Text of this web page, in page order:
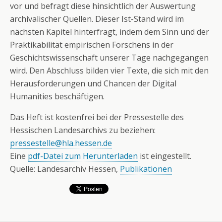
vor und befragt diese hinsichtlich der Auswertung
archivalischer Quellen. Dieser Ist-Stand wird im
nächsten Kapitel hinterfragt, indem dem Sinn und der
Praktikabilität empirischen Forschens in der
Geschichtswissenschaft unserer Tage nachgegangen
wird. Den Abschluss bilden vier Texte, die sich mit den
Herausforderungen und Chancen der Digital
Humanities beschäftigen.
Das Heft ist kostenfrei bei der Pressestelle des
Hessischen Landesarchivs zu beziehen:
pressestelle@hla.hessen.de
Eine pdf-Datei zum Herunterladen ist eingestellt.
Quelle: Landesarchiv Hessen, Publikationen